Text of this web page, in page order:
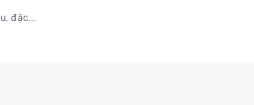
đặc...